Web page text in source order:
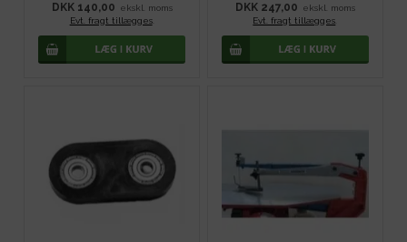
DKK 140,00
ekskl. moms
Evt. fragt tillægges.
DKK 247,00
ekskl. moms
Evt. fragt tillægges